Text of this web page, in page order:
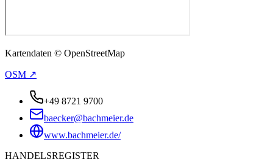
Kartendaten © OpenStreetMap
OSM ↗
+49 8721 9700
baecker@bachmeier.de
www.bachmeier.de/
HANDELSREGISTER